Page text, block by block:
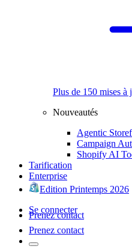
Plus de 150 mises
Nouveautés
Agentic
Campaign
Shopify AI
Tarification
Enterprise
Edition Printemps 2026
Se connecter
Prenez contact
Prenez contact